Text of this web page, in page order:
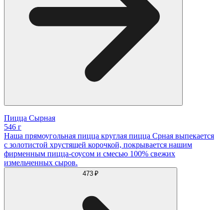
Пицца Сырная
546 г
Наша прямоугольная пицца круглая пицца Срная выпекается
с золотистой хрустящей корочкой, покрывается нашим
фирменным пицца-соусом и смесью 100% свежих
измельченных сыров.
473 ₽